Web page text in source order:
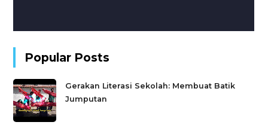
Popular Posts
Gerakan Literasi Sekolah: Membuat Batik
Jumputan